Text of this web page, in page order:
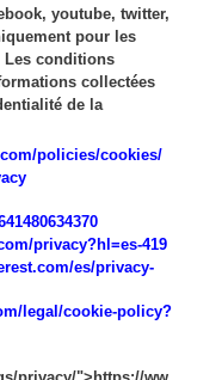
youtube, twitter,
pour les
Les conditions
collectées
de la
policies/cookies/
privacy?hl=es-419
es/privacy-
legal/cookie-policy?